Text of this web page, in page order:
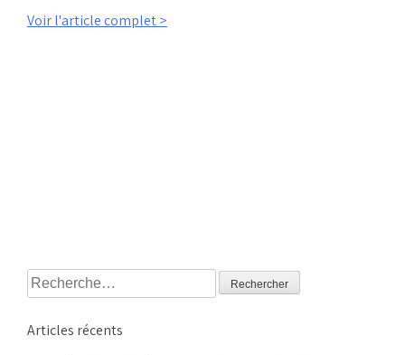
Voir l'article complet >
Rechercher :
Articles récents